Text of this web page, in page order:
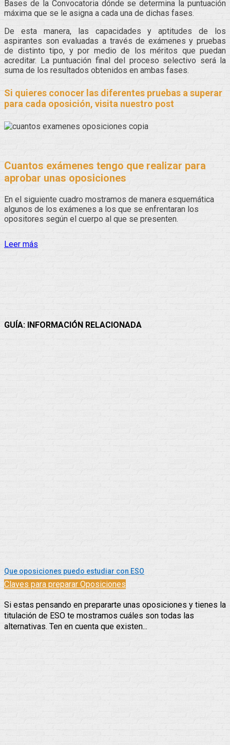
Bases de la Convocatoria dónde se determina la puntuación
máxima que se le asigna a cada una de dichas fases.
De esta manera, las capacidades y aptitudes de los
aspirantes son evaluadas a través de exámenes y pruebas
de distinto tipo, y por medio de los méritos que puedan
acreditar. La puntuación final del proceso selectivo será la
suma de los resultados obtenidos en ambas fases.
Si quieres conocer las diferentes pruebas a superar
para cada oposición, visita nuestro post
Cuantos exámenes tengo que realizar para
aprobar unas oposiciones
En el siguiente cuadro mostramos de manera esquemática
algunos de los exámenes a los que se enfrentaran los
opositores según el cuerpo al que se presenten.
Leer más
GUÍA: INFORMACIÓN RELACIONADA
Que oposiciones puedo estudiar con ESO
Claves para preparar Oposiciones
Si estas pensando en prepararte unas oposiciones y tienes la
titulación de ESO te mostramos cuáles son todas las
alternativas. Ten en cuenta que existen...